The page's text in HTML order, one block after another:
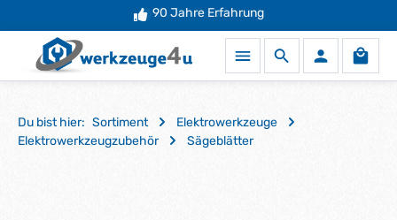
Zum Hauptinhalt springenSchneller Versand
90 Jahre Erfahrung
Du bist hier: Sortiment
Elektrowerkzeuge
Elektrowerkzeugzubehör
Sägeblätter